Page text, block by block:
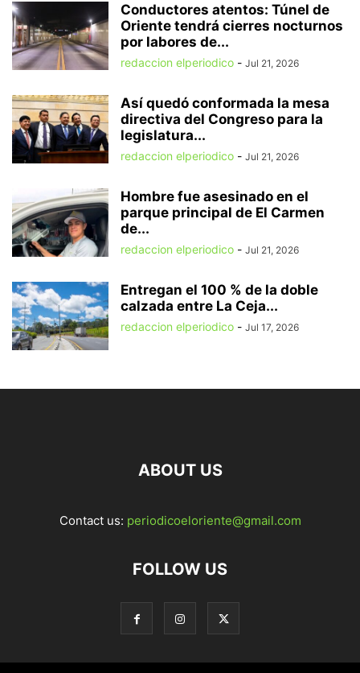
Conductores atentos: Túnel de
Oriente tendrá cierres nocturnos
por labores de...
redaccion elperiodico - Jul 21, 2026
Así quedó conformada la mesa
directiva del Congreso para la
legislatura...
redaccion elperiodico - Jul 21, 2026
Hombre fue asesinado en el
parque principal de El Carmen
de...
redaccion elperiodico - Jul 21, 2026
Entregan el 100 % de la doble
calzada entre La Ceja...
redaccion elperiodico - Jul 17, 2026
ABOUT US
Contact us: periodicoeloriente@gmail.com
FOLLOW US